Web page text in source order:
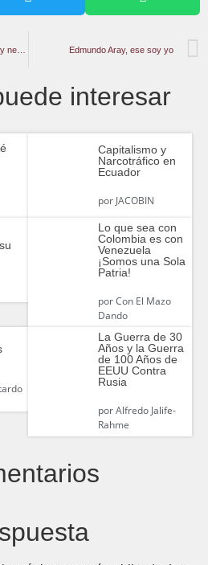
Edmundo Aray, ese soy yo
interesar
Capitalismo y
Narcotráfico en
Ecuador
porJACOBIN
Lo que sea con
Colombia es con
Venezuela
¡Somos una Sola
Patria!
porCon El Mazo
Dando
La Guerra de 30
Años y la Guerra
de 100 Años de
EEUU Contra
Rusia
porAlfredo Jalife-
Rahme